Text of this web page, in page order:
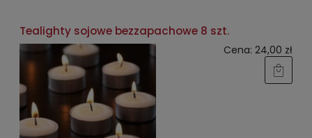
Tealighty sojowe bezzapachowe 8 szt.
Cena: 24,00 zł